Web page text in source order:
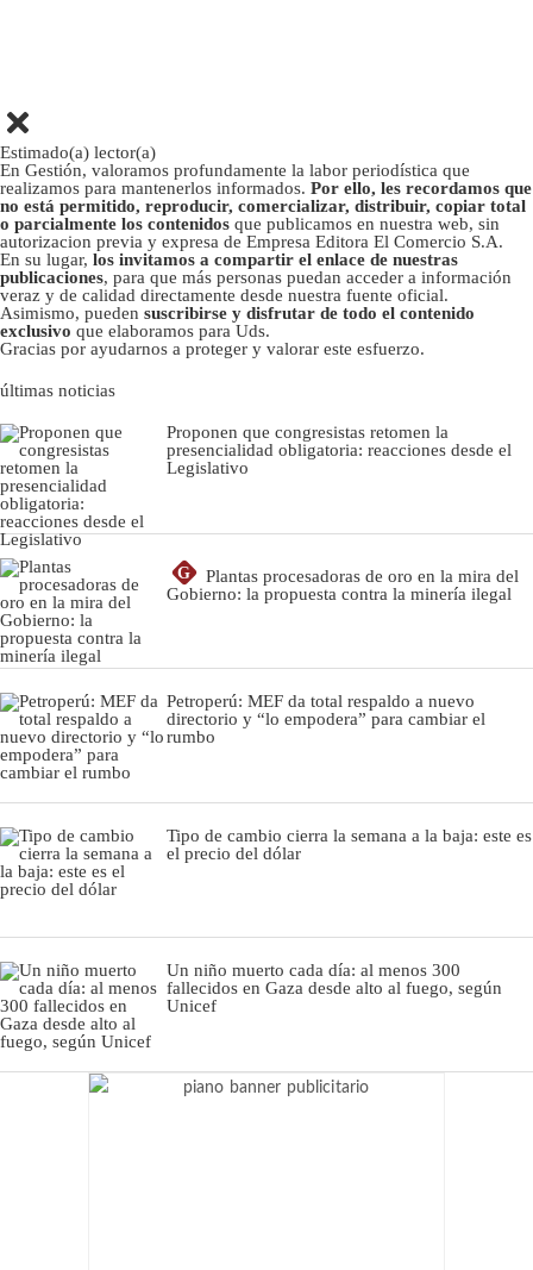
Estimado(a) lector(a)
En Gestión, valoramos profundamente la labor periodística que
realizamos para mantenerlos informados. Por ello, les recordamos que
no está permitido, reproducir, comercializar, distribuir, copiar total
o parcialmente los contenidos que publicamos en nuestra web, sin
autorizacion previa y expresa de Empresa Editora El Comercio S.A.
En su lugar, los invitamos a compartir el enlace de nuestras
publicaciones, para que más personas puedan acceder a información
veraz y de calidad directamente desde nuestra fuente oficial.
Asimismo, pueden suscribirse y disfrutar de todo el contenido
exclusivo que elaboramos para Uds.
Gracias por ayudarnos a proteger y valorar este esfuerzo.
últimas noticias
Proponen que congresistas retomen la
presencialidad obligatoria: reacciones desde el
Legislativo
G
Plantas procesadoras de oro en la mira del
Gobierno: la propuesta contra la minería ilegal
Petroperú: MEF da total respaldo a nuevo
directorio y “lo empodera” para cambiar el
rumbo
Tipo de cambio cierra la semana a la baja: este es
el precio del dólar
Un niño muerto cada día: al menos 300
fallecidos en Gaza desde alto al fuego, según
Unicef